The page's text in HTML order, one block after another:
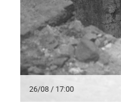
26/08 / 17:00